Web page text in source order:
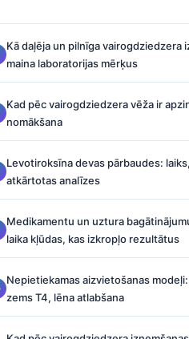
Kā daļēja un pilnīga vairogdziedzera
maina laboratorijas mērķus
Kad pēc vairogdziedzera vēža ir
nomākšana
Levotiroksīna devas pārbaudes:
atkārtotas analīzes
Medikamentu un uztura
laika kļūdas, kas izkropļo rezultātus
Nepietiekamas aizvietošanas
zems T4, lēna atlabšana